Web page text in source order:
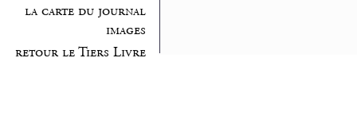
la carte du journal
images
retour le Tiers Livre